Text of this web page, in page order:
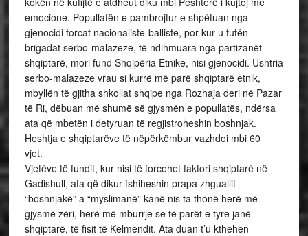
emocione. Popullatën e pambrojtur e shpëtuan nga
gjenocidi forcat nacionaliste-balliste, por kur u futën
brigadat serbo-malazeze, të ndihmuara nga partizanët
shqiptarë, mori fund Shqipëria Etnike, nisi gjenocidi. Ushtria
serbo-malazeze vrau si kurrë më parë shqiptarë etnik,
mbyllën të gjitha shkollat shqipe nga Rozhaja deri në Pazar
të Ri, dëbuan më shumë së gjysmën e popullatës, ndërsa
ata që mbetën i detyruan të regjistroheshin boshnjak.
Heshtja e shqiptarëve të nëpërkëmbur vazhdoi mbi 60
vjet.
Vjetëve të fundit, kur nisi të forcohet faktori shqiptarë në
Gadishull, ata që dikur fshiheshin prapa zhguallit
“boshnjakë” a “myslimanë” kanë nis ta thonë herë më
gjysmë zëri, herë më mburrje se të parët e tyre janë
shqiptarë, të fisit të Kelmendit. Ata duan t’u kthehen